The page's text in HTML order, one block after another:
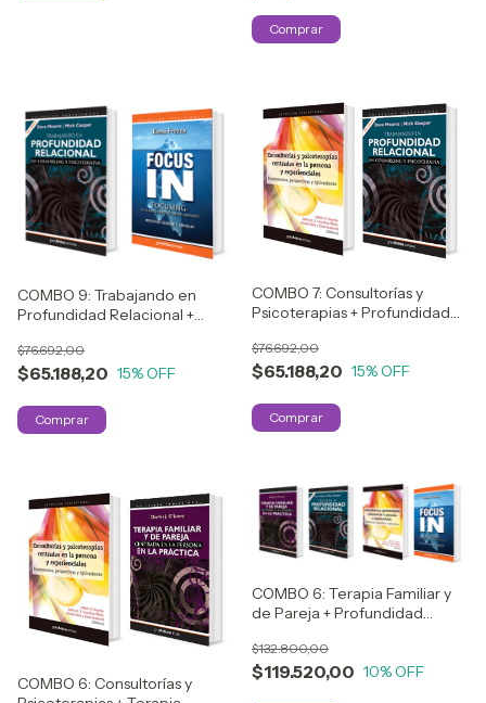
COMBO 9: Trabajando en
Profundidad Relacional +
$65.188,20
$76.692,00
15% OFF
COMBO 7: Consultorías y
Psicoterapias + Profundidad
$65.188,20
$76.692,00
15% OFF
COMBO 6: Consultorías y
COMBO 6: Terapia Familiar y
de Pareja + Profundidad
Psicoterapias + Focus In
$119.520,00
$132.800,00
10% OFF